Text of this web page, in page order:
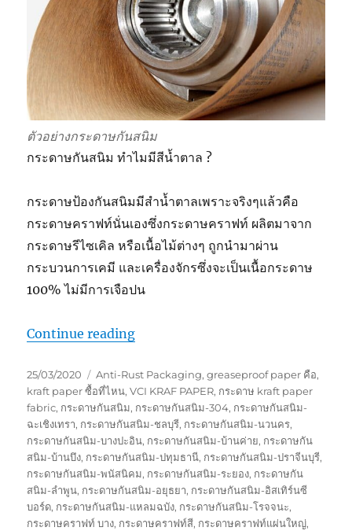
ตัวอย่างกระดาษกันสนิม
กระดาษกันสนิม ทำไมมีสีน้ำตาล ?
กระดาษป้องกันสนิมมีสำน้ำตาลเพราะจริงๆแล้วคือ
กระดาษคราฟท์นั่นเองซึ่งกระดาษคราฟท์ ผลิตมาจาก
กระดาษรีไซเคิล หรือเนื้อไม้ต่างๆ ถูกนำมาผ่าน
กระบวนการเคมี และเครื่องจักรซึ่งจะเป็นเนื้อกระดาษ
100% ไม่มีการเจือปน
Continue reading“กระดาษกันสนิมทำไมสีน้ำตาล”
Posted
on
25/03/2020 Tags
Anti-Rust Packaging,greaseproof paper คือ,
kraft paper ซื้อที่ไหน,VCI KRAF PAPER, กระดาษ kraft paper
fabric, กระดาษกันสนิม, กระดาษกันสนิม-304, กระดาษกันสนิม-
ฉะเชิงเทรา, กระดาษกันสนิม-ชลบุรี, กระดาษกันสนิม-นวนคร,
กระดาษกันสนิม-บางปะอิน, กระดาษกันสนิม-บ้านค่าย, กระดาษกัน
สนิม-บ้านบึง, กระดาษกันสนิม-ปทุมธานี, กระดาษกันสนิม-ปราจีนบุรี,
กระดาษกันสนิม-พนัสนิคม, กระดาษกันสนิม-ระยอง, กระดาษกัน
สนิม-ลำพูน, กระดาษกันสนิม-อยุธยา, กระดาษกันสนิม-อิสเทิร์นซี
บอร์ด, กระดาษกันสนิม-แหลมฉบัง, กระดาษกันสนิม-โรจจนะ,
กระดาษคราฟท์ บาง, กระดาษคราฟท์สี, กระดาษคราฟท์แผ่นใหญ่,